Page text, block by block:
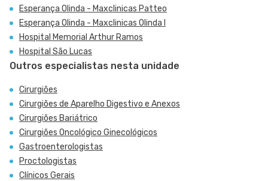
Esperança Olinda - Maxclinicas Patteo
Esperança Olinda - Maxclinicas Olinda I
Hospital Memorial Arthur Ramos
Hospital São Lucas
Outros especialistas nesta unidade
Cirurgiões
Cirurgiões de Aparelho Digestivo e Anexos
Cirurgiões Bariátrico
Cirurgiões Oncológico Ginecológicos
Gastroenterologistas
Proctologistas
Clínicos Gerais